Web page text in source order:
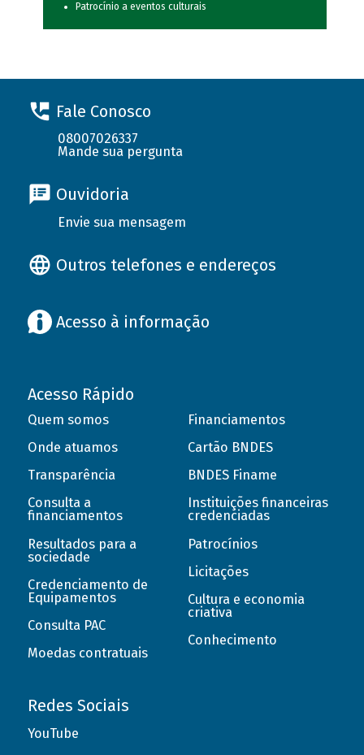
Patrocínio a eventos culturais
Fale Conosco
08007026337
Mande sua pergunta
Ouvidoria
Envie sua mensagem
Outros telefones e endereços
Acesso à informação
Acesso Rápido
Quem somos
Onde atuamos
Transparência
Consulta a
financiamentos
Resultados para a
sociedade
Credenciamento de
Equipamentos
Consulta PAC
Moedas contratuais
Financiamentos
Cartão BNDES
BNDES Finame
Instituições financeiras
credenciadas
Patrocínios
Licitações
Cultura e economia
criativa
Conhecimento
Redes Sociais
YouTube